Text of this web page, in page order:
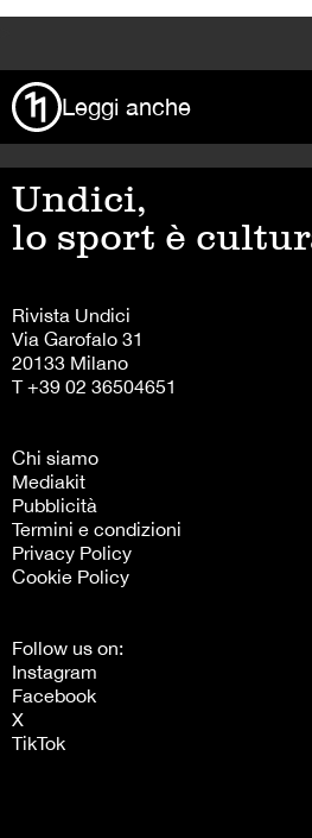
Leggi anche
Undici,
lo sport è
Rivista Undici
Via Garofalo 31
20133 Milano
T +39 02 36504651
Chi siamo
Mediakit
Pubblicità
Termini e condizioni
Privacy Policy
Cookie Policy
Follow us on:
Instagram
Facebook
X
TikTok